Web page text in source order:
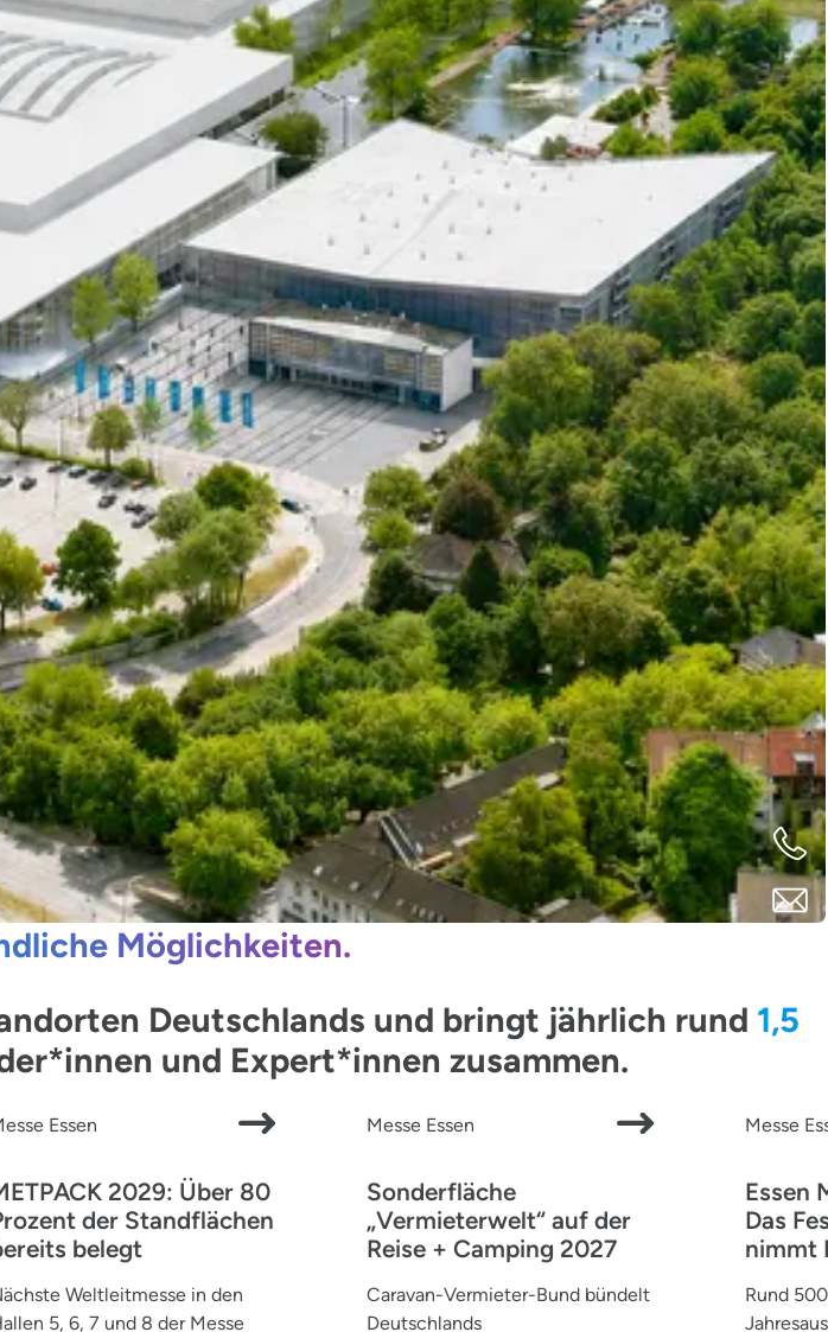
Möglichkeiten.
Deutschlands und bringt jährlich rund 1,5
und Expert*innen zusammen.
Essen
2029: Über 80
der Standflächen
belegt
Weltleitmesse in den
5, 6, 7 und 8 der Messe
Messe Essen
Sonderfläche
„Vermieterwelt“ auf der
Reise + Camping 2027
Caravan-Vermieter-Bund bündelt
Deutschlands
Messe
Essen
Das
nimmt
Rund